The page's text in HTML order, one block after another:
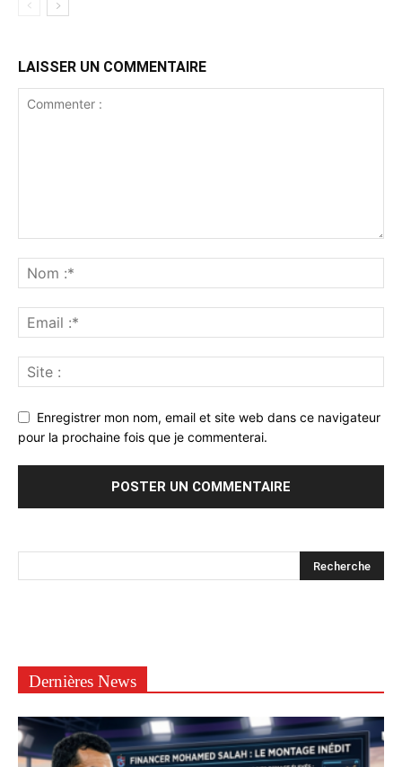
LAISSER UN COMMENTAIRE
Enregistrer mon nom, email et site web dans ce navigateur
pour la prochaine fois que je commenterai.
Dernières News